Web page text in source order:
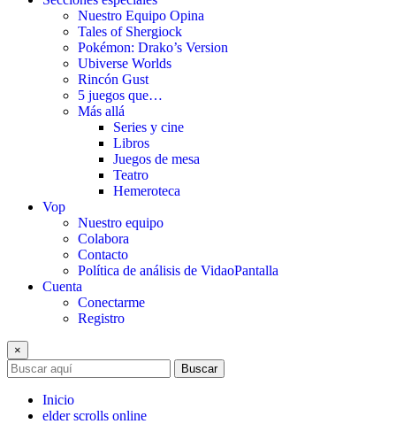
Nuestro Equipo Opina
Tales of Shergiock
Pokémon: Drako’s Version
Ubiverse Worlds
Rincón Gust
5 juegos que…
Más allá
Series y cine
Libros
Juegos de mesa
Teatro
Hemeroteca
Vop
Nuestro equipo
Colabora
Contacto
Política de análisis de VidaoPantalla
Cuenta
Conectarme
Registro
×
Buscar
Inicio
elder scrolls online